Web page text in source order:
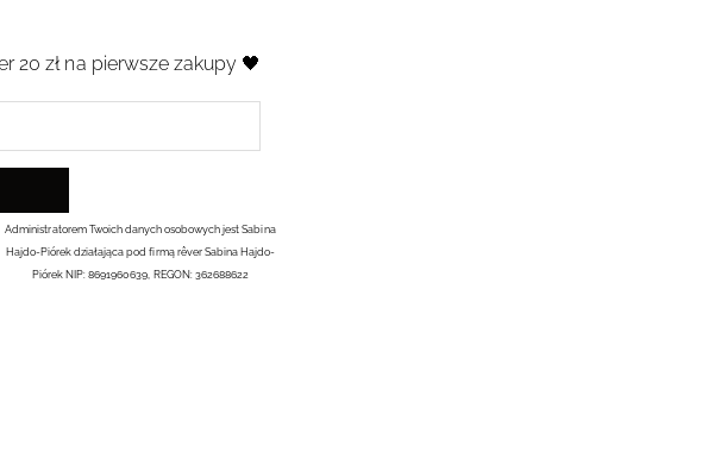
20 zł na pierwsze zakupy 🖤
Administratorem Twoich danych osobowych jest Sabina
Hajdo-Piórek działająca pod firmą rêver Sabina Hajdo-
Piórek NIP: 8691960639, REGON: 362688622